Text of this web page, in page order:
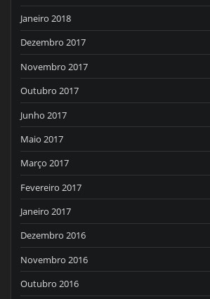
Janeiro 2018
Dezembro 2017
Novembro 2017
Outubro 2017
Junho 2017
Maio 2017
Março 2017
Fevereiro 2017
Janeiro 2017
Dezembro 2016
Novembro 2016
Outubro 2016